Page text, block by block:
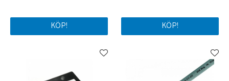
KÖP! KÖP!